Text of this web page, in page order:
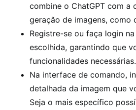
combine o ChatGPT com a
geração de imagens, como
Registre-se ou faça login
escolhida, garantindo que
funcionalidades necessárias.
Na interface de comando,
detalhada da imagem que
Seja o mais específico